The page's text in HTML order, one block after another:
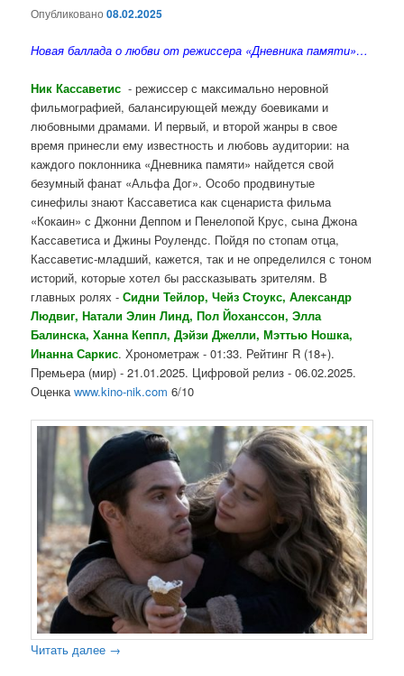
Опубликовано08.02.2025
Новая баллада о любви от режиссера «Дневника памяти»…
Ник Кассаветис - режиссер с максимально неровной
фильмографией, балансирующей между боевиками и
любовными драмами. И первый, и второй жанры в свое
время принесли ему известность и любовь аудитории: на
каждого поклонника «Дневника памяти» найдется свой
безумный фанат «Альфа Дог». Особо продвинутые
синефилы знают Кассаветиса как сценариста фильма
«Кокаин» с Джонни Деппом и Пенелопой Крус, сына Джона
Кассаветиса и Джины Роулендс. Пойдя по стопам отца,
Кассаветис-младший, кажется, так и не определился с тоном
историй, которые хотел бы рассказывать зрителям. В
главных ролях -Сидни Тейлор, Чейз Стоукс, Александр
Людвиг, Натали Элин Линд, Пол Йоханссон, Элла
Балинска, Ханна Кеппл, Дэйзи Джелли, Мэттью Ношка,
Инанна Саркис. Хронометраж - 01:33. Рейтинг R (18+).
Премьера (мир) - 21.01.2025. Цифровой релиз - 06.02.2025.
Оценкаwww.kino-nik.com 6/10
Читать далее →